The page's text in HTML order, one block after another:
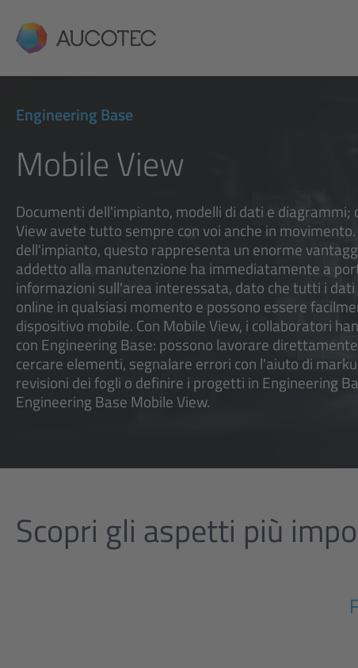
AUCOTEC
Engineering Base
Mobile View
Documenti dell'impianto, modelli di dati e diagrammi;
View avete tutto sempre con voi anche in
dell'impianto, questo rappresenta un enorme
addetto alla manutenzione ha immediatamente a
informazioni sull'area interessata, dato che tutti i
online in qualsiasi momento e possono essere
dispositivo mobile. Con Mobile View, i collaboratori
con Engineering Base: possono lavorare
cercare elementi, segnalare errori con l'aiuto di
revisioni dei fogli o definire i progetti in Engineering
Engineering Base Mobile View.
Scopri gli aspetti più